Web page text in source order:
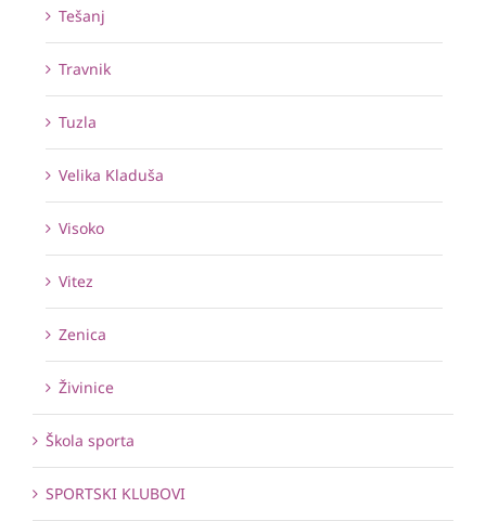
Tešanj
Travnik
Tuzla
Velika Kladuša
Visoko
Vitez
Zenica
Živinice
Škola sporta
SPORTSKI KLUBOVI